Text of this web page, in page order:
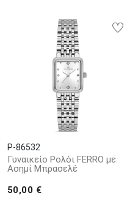
P-86532
Γυναικείο Ρολόι FERRO με
Ασημί Μπρασελέ
50,00 €